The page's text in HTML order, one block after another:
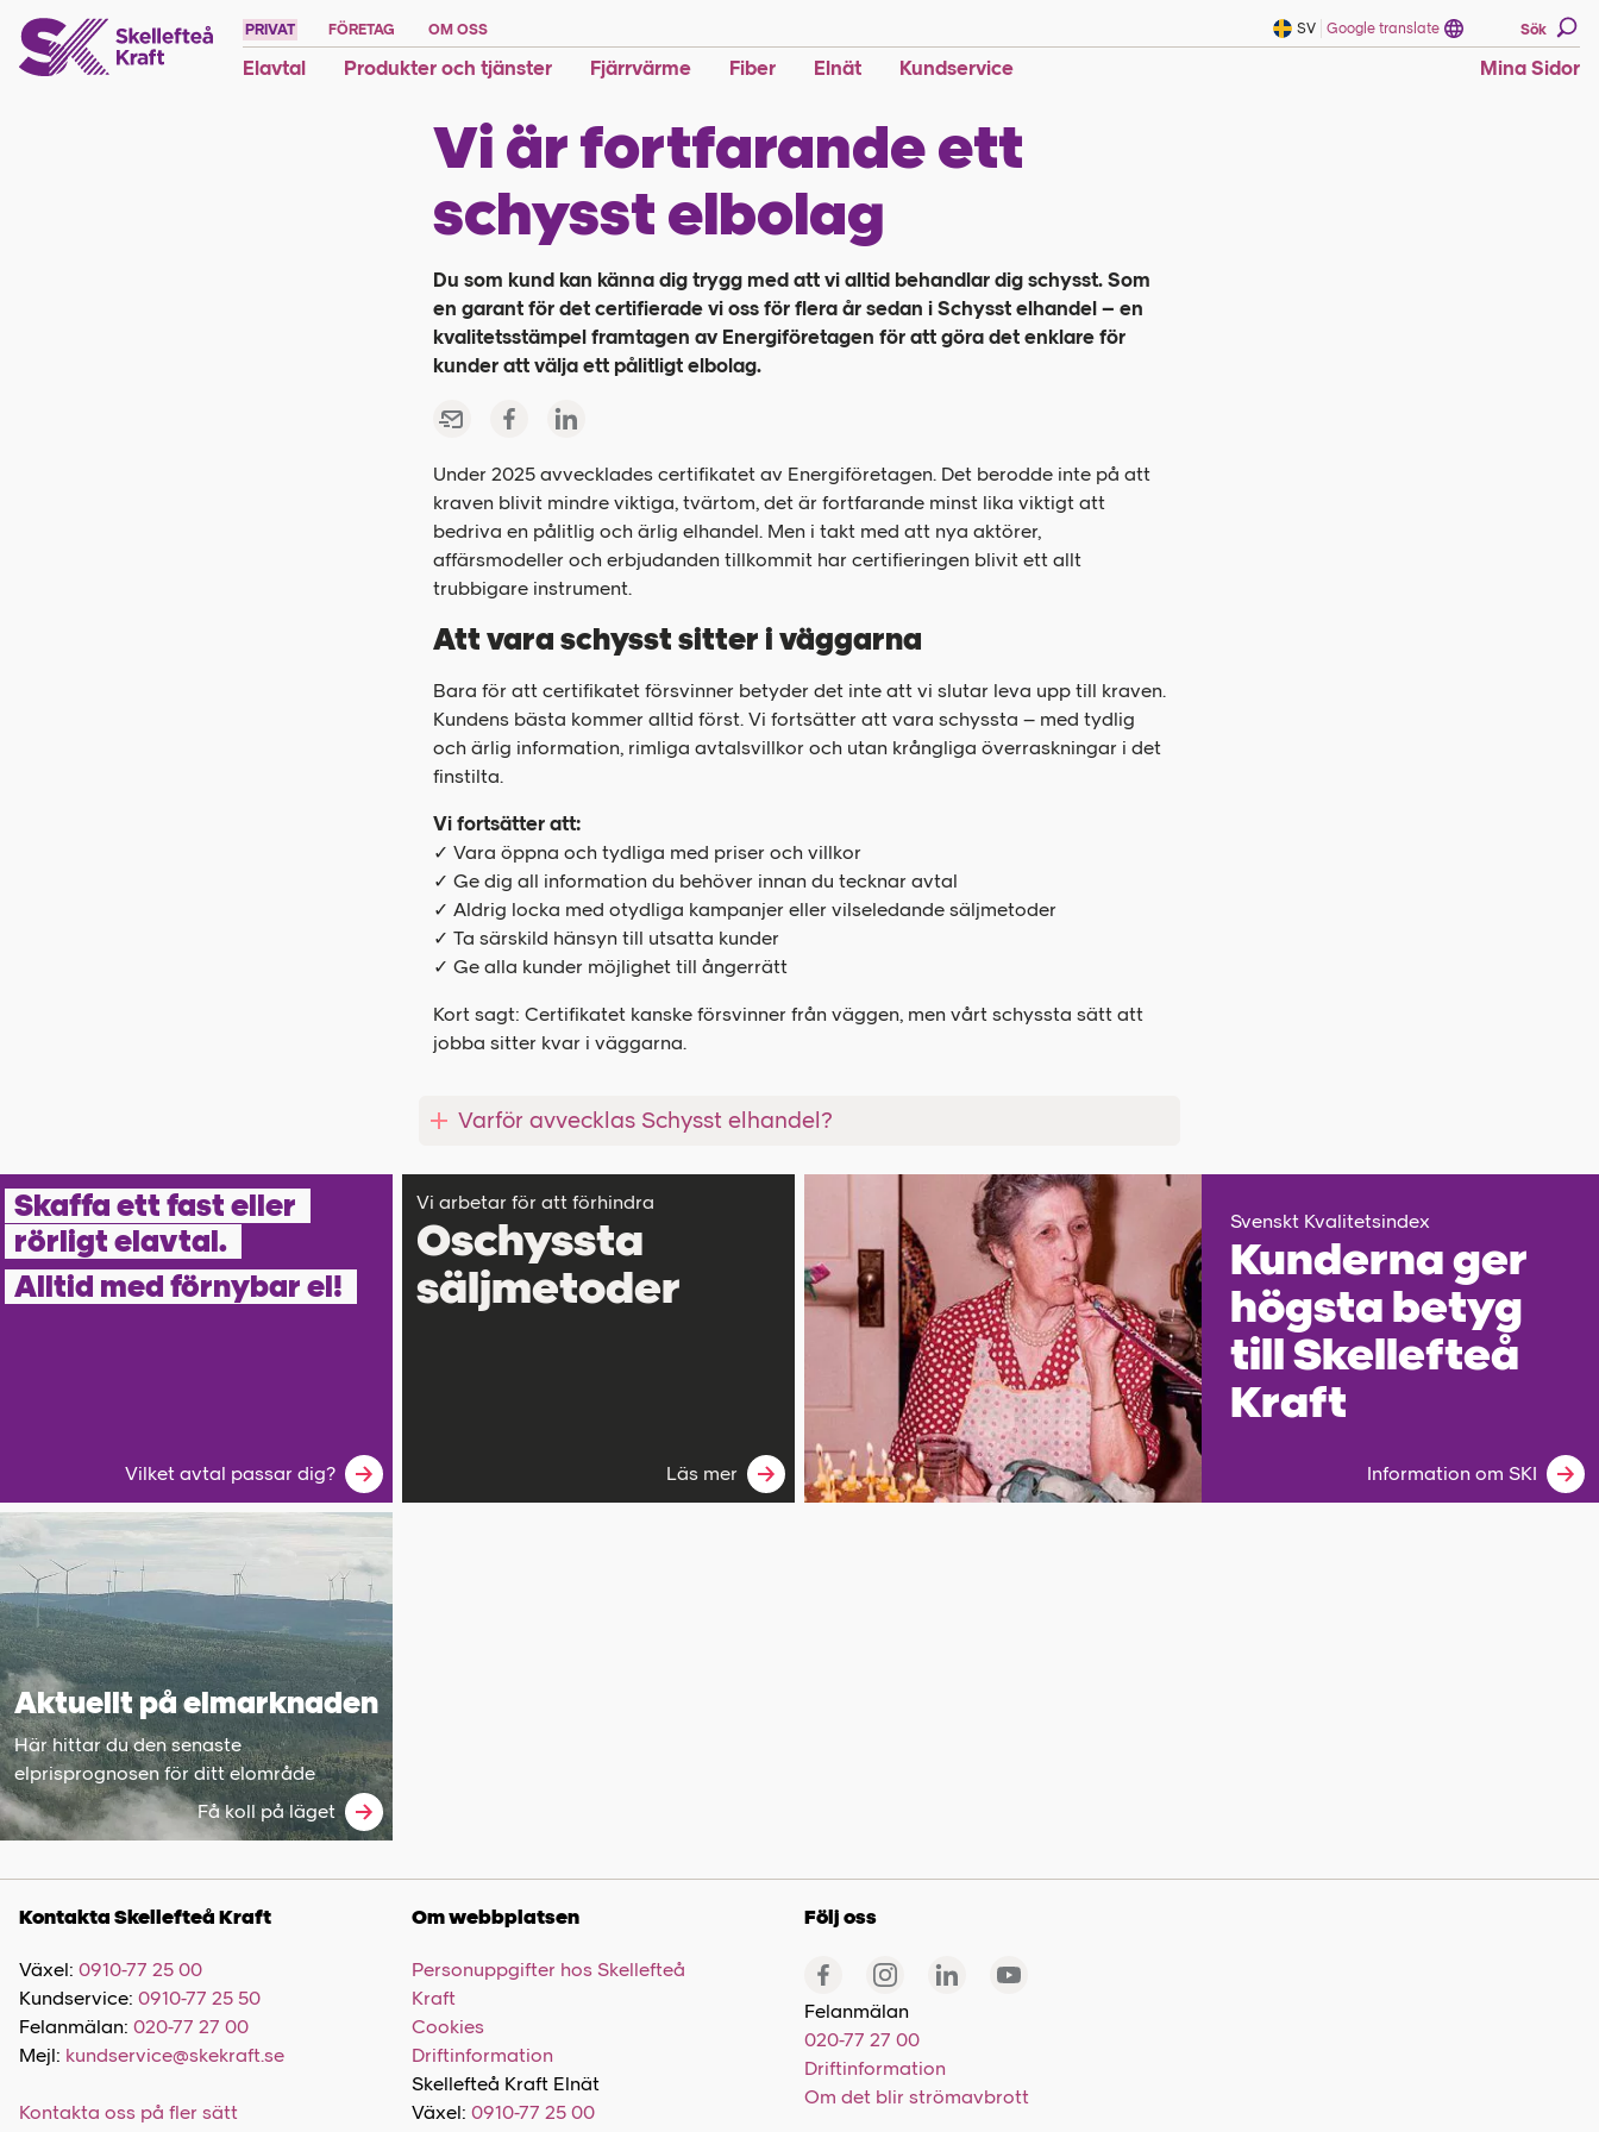
PRIVAT FÖRETAG OM OSS SV Google translate Sök
Elavtal Produkter och tjänster Fjärrvärme Fiber Elnät Kundservice Mina Sidor
Vi är fortfarande ett
schysst elbolag
Du som kund kan känna dig trygg med att vi alltid behandlar dig schysst. Som
en garant för det certifierade vi oss för flera år sedan i Schysst elhandel – en
kvalitetsstämpel framtagen av Energiföretagen för att göra det enklare för
kunder att välja ett pålitligt elbolag.
Under 2025 avvecklades certifikatet av Energiföretagen. Det berodde inte på att
kraven blivit mindre viktiga, tvärtom, det är fortfarande minst lika viktigt att
bedriva en pålitlig och ärlig elhandel. Men i takt med att nya aktörer,
affärsmodeller och erbjudanden tillkommit har certifieringen blivit ett allt
trubbigare instrument.
Att vara schysst sitter i väggarna
Bara för att certifikatet försvinner betyder det inte att vi slutar leva upp till kraven.
Kundens bästa kommer alltid först. Vi fortsätter att vara schyssta – med tydlig
och ärlig information, rimliga avtalsvillkor och utan krångliga överraskningar i det
finstilta.
Vi fortsätter att:
✓ Vara öppna och tydliga med priser och villkor
✓ Ge dig all information du behöver innan du tecknar avtal
✓ Aldrig locka med otydliga kampanjer eller vilseledande säljmetoder
✓ Ta särskild hänsyn till utsatta kunder
✓ Ge alla kunder möjlighet till ångerrätt
Kort sagt: Certifikatet kanske försvinner från väggen, men vårt schyssta sätt att
jobba sitter kvar i väggarna.
Varför avvecklas Schysst elhandel?
Skaffa ett fast eller
rörligt elavtal.
Alltid med förnybar el!
Vilket avtal passar dig?
Vi arbetar för att förhindra
Oschyssta
säljmetoder
Läs mer
Svenskt Kvalitetsindex
Kunderna ger
högsta betyg
till Skellefteå
Kraft
Information om SKI
Aktuellt på elmarknaden
Här hittar du den senaste
elprisprognosen för ditt elområde
Få koll på läget
Kontakta Skellefteå Kraft
Växel: 0910-77 25 00
Kundservice: 0910-77 25 50
Felanmälan: 020-77 27 00
Mejl: kundservice@skekraft.se
Kontakta oss på fler sätt
Om webbplatsen
Personuppgifter hos Skellefteå
Kraft
Cookies
Driftinformation
Skellefteå Kraft Elnät
Växel: 0910-77 25 00
Följ oss
Felanmälan
020-77 27 00
Driftinformation
Om det blir strömavbrott